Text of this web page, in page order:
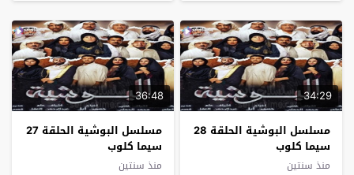
34:29
مسلسل البوشية الحلقة 28
سيما كلوب
منذ سنتين
36:48
مسلسل البوشية الحلقة 27
سيما كلوب
منذ سنتين